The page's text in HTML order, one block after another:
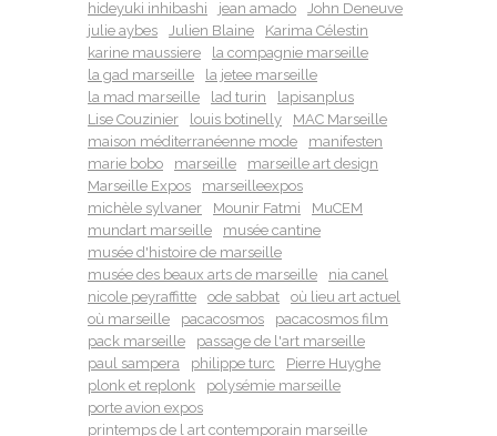
hideyuki inhibashi
jean amado
John Deneuve
julie aybes
Julien Blaine
Karima Célestin
karine maussiere
la compagnie marseille
la gad marseille
la jetee marseille
la mad marseille
lad turin
lapisanplus
Lise Couzinier
louis botinelly
MAC Marseille
maison méditerranéenne mode
manifesten
marie bobo
marseille
marseille art design
Marseille Expos
marseilleexpos
michèle sylvaner
Mounir Fatmi
MuCEM
mundart marseille
musée cantine
musée d'histoire de marseille
musée des beaux arts de marseille
nia canel
nicole peyraffitte
ode sabbat
où lieu art actuel
où marseille
pacacosmos
pacacosmos film
pack marseille
passage de l'art marseille
paul sampera
philippe turc
Pierre Huyghe
plonk et replonk
polysémie marseille
porte avion expos
printemps de l art contemporain marseille